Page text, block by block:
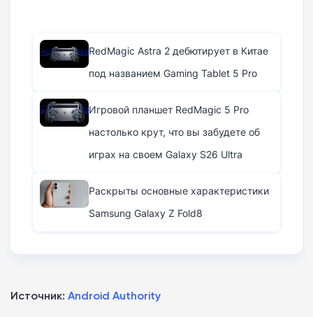
RedMagic Astra 2 дебютирует в Китае
под названием Gaming Tablet 5 Pro
Игровой планшет RedMagic 5 Pro
настолько крут, что вы забудете об
играх на своем Galaxy S26 Ultra
Раскрыты основные характеристики
Samsung Galaxy Z Fold8
Источник: Android Authority